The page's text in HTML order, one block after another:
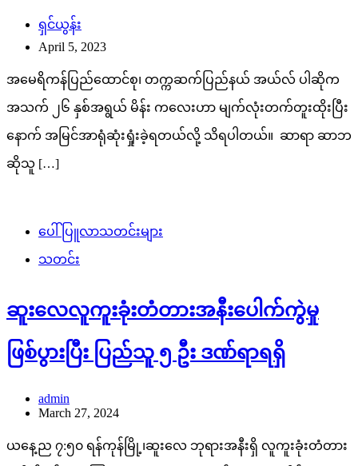
ရှင်ယွန်း
April 5, 2023
အမေရိကန်ပြည်ထောင်စု၊ တက္ကဆက်ပြည်နယ် အယ်လ် ပါဆိုက
အသက် ၂၆ နှစ်အရွယ် မိန်း ကလေးဟာ မျက်လုံးတက်တူးထိုးပြီး
နောက် အမြင်အာရုံဆုံးရှုံးခဲ့ရတယ်လို့ သိရပါတယ်။ ဆာရာ ဆာဘ
ဆိုသူ […]
ပေါ်ပြူလာသတင်းများ
သတင်း
ဆူးလေလူကူးခုံးတံတားအနီးပေါက်ကွဲမှု
ဖြစ်ပွားပြီး ပြည်သူ ၅ ဦး ဒဏ်ရာရရှိ
admin
March 27, 2024
ယနေ့ည ၇:၅၀ ရန်ကုန်မြို့၊ဆူးလေ ဘုရားအနီးရှိ လူကူးခုံးတံတား